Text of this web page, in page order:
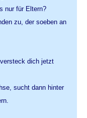
für Eltern?
zu, der soeben an
dich jetzt
sucht dann hinter